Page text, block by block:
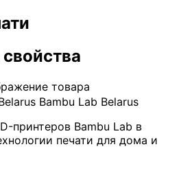
Bambu Lab Belarus
принтеров Bambu Lab в
печати для дома и